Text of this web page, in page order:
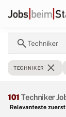
searchTechniker
TECHNIKER close
101 Techniker